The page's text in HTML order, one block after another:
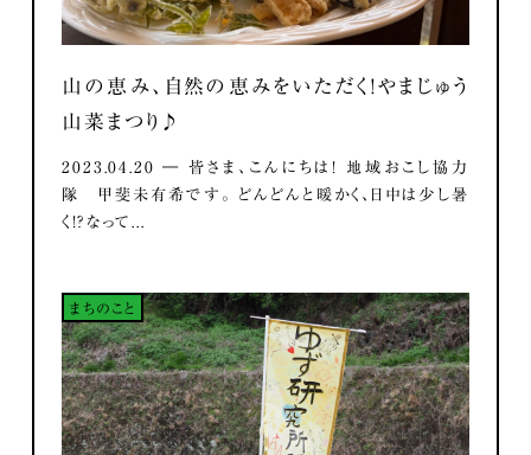
山の恵み、自然の恵みをいただく！やまじゅう
山菜まつり♪
2023.04.20 ― 皆さま、こんにちは！ 地域おこし協力
隊 甲斐未有希です。 どんどんと暖かく、日中は少し暑
く！？なって...
まちのこと